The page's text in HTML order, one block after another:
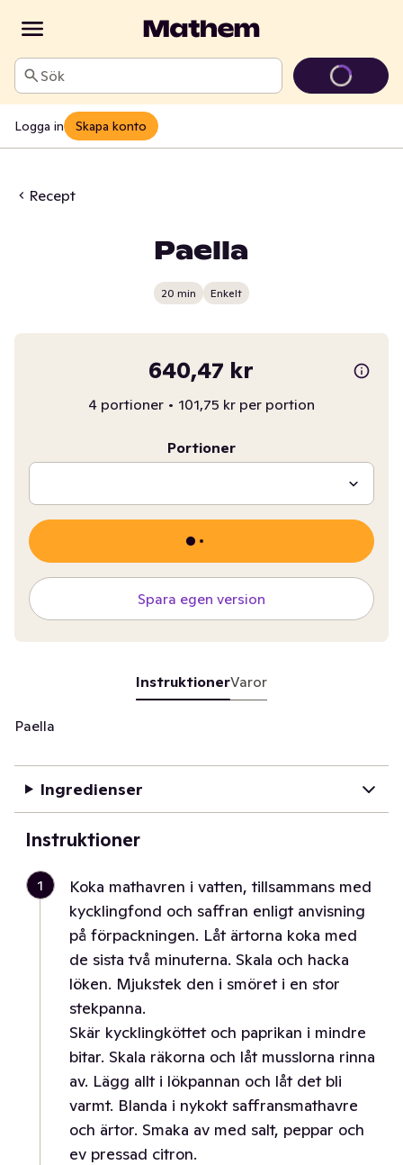
Sök
Logga in Skapa konto
Recept
Paella
20 min Enkelt
640,47 kr
4 portioner • 101,75 kr per portion
Portioner
Spara egen version
InstruktionerVaror
Paella
Ingredienser
Instruktioner
1
Koka mathavren i vatten, tillsammans med
kycklingfond och saffran enligt anvisning
på förpackningen. Låt ärtorna koka med
de sista två minuterna. Skala och hacka
löken. Mjukstek den i smöret i en stor
stekpanna.
Skär kycklingköttet och paprikan i mindre
bitar. Skala räkorna och låt musslorna rinna
av. Lägg allt i lökpannan och låt det bli
varmt. Blanda i nykokt saffransmathavre
och ärtor. Smaka av med salt, peppar och
ev pressad citron.